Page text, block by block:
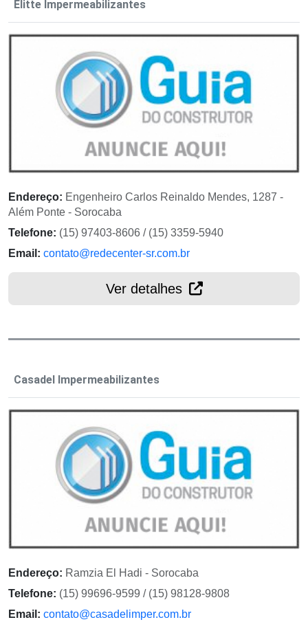
Elitte Impermeabilizantes
Endereço: Engenheiro Carlos Reinaldo Mendes, 1287 -
Além Ponte - Sorocaba
Telefone: (15) 97403-8606 / (15) 3359-5940
Email: contato@redecenter-sr.com.br
Ver detalhes
Casadel Impermeabilizantes
Endereço: Ramzia El Hadi - Sorocaba
Telefone: (15) 99696-9599 / (15) 98128-9808
Email: contato@casadelimper.com.br